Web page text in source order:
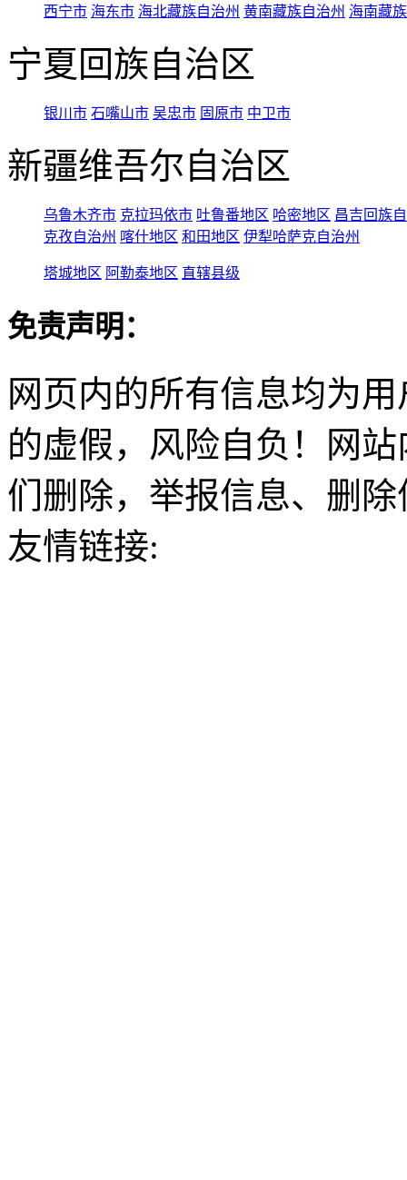
西宁市 海东市 海北藏族自治州 黄南藏族自治州 海南藏
宁夏回族自治区
银川市 石嘴山市 吴忠市 固原市 中卫市
新疆维吾尔自治区
乌鲁木齐市 克拉玛依市 吐鲁番地区 哈密地区 昌吉回族
克孜自治州 喀什地区 和田地区 伊犁哈萨克自治州
塔城地区 阿勒泰地区 直辖县级
免责声明：
网页内的所有信息均为
的虚假，风险自负！网
们删除，举报信息、删
友情链接: